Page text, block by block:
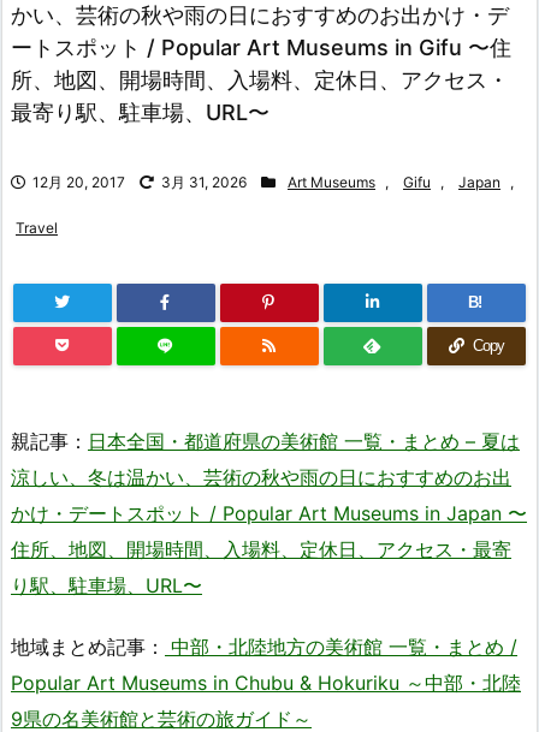
かい、芸術の秋や雨の日におすすめのお出かけ・デ
ートスポット / Popular Art Museums in Gifu 〜住
所、地図、開場時間、入場料、定休日、アクセス・
最寄り駅、駐車場、URL〜
12月 20, 2017 3月 31, 2026 Art Museums , Gifu , Japan ,
Travel
B!
Copy
親記事： 日本全国・都道府県の美術館 一覧・まとめ – 夏は
涼しい、冬は温かい、芸術の秋や雨の日におすすめのお出
かけ・デートスポット / Popular Art Museums in Japan 〜
住所、地図、開場時間、入場料、定休日、アクセス・最寄
り駅、駐車場、URL〜
地域まとめ記事： 中部・北陸地方の美術館 一覧・まとめ /
Popular Art Museums in Chubu & Hokuriku ～中部・北陸
9県の名美術館と芸術の旅ガイド～